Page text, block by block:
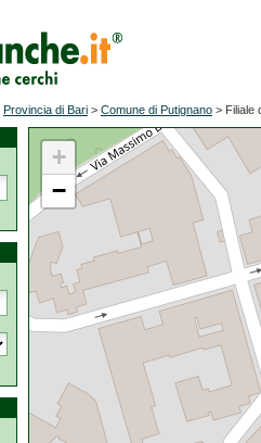
Provincia di Bari > Comune di Putignano > Filiale
+
−